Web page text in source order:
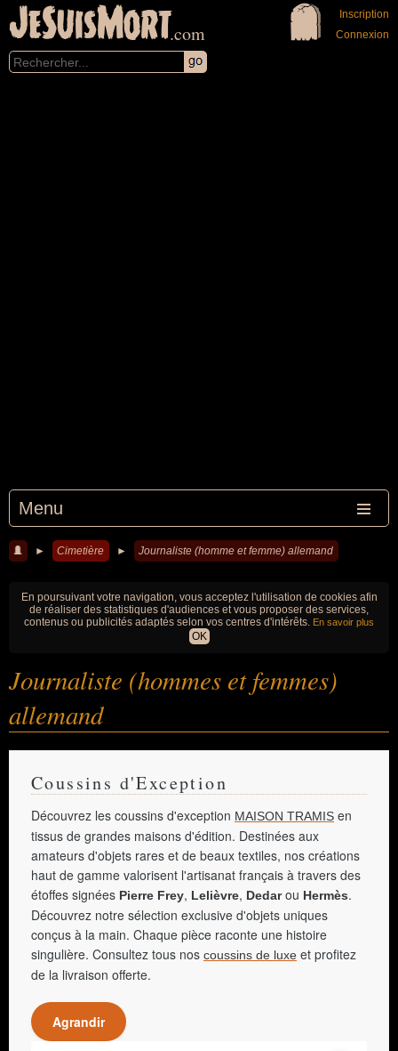
JeSuisMort.com
Menu
Inscription
Connexion
► Cimetière ► Journaliste (homme et femme) allemand
En poursuivant votre navigation, vous acceptez l'utilisation de cookies afin
de réaliser des statistiques d'audiences et vous proposer des services,
contenus ou publicités adaptés selon vos centres d'intérêts. En savoir plus
OK
Journaliste (hommes et femmes)
allemand
Coussins d'Exception
Découvrez les coussins d'exception MAISON TRAMIS en
tissus de grandes maisons d'édition. Destinées aux
amateurs d'objets rares et de beaux textiles, nos créations
haut de gamme valorisent l'artisanat français à travers des
étoffes signées Pierre Frey, Lelièvre, Dedarou Hermès.
Découvrez notre sélection exclusive d'objets uniques
conçus à la main. Chaque pièce raconte une histoire
singulière. Consultez tous nos coussins de luxe et profitez
de la livraison offerte.
Agrandir